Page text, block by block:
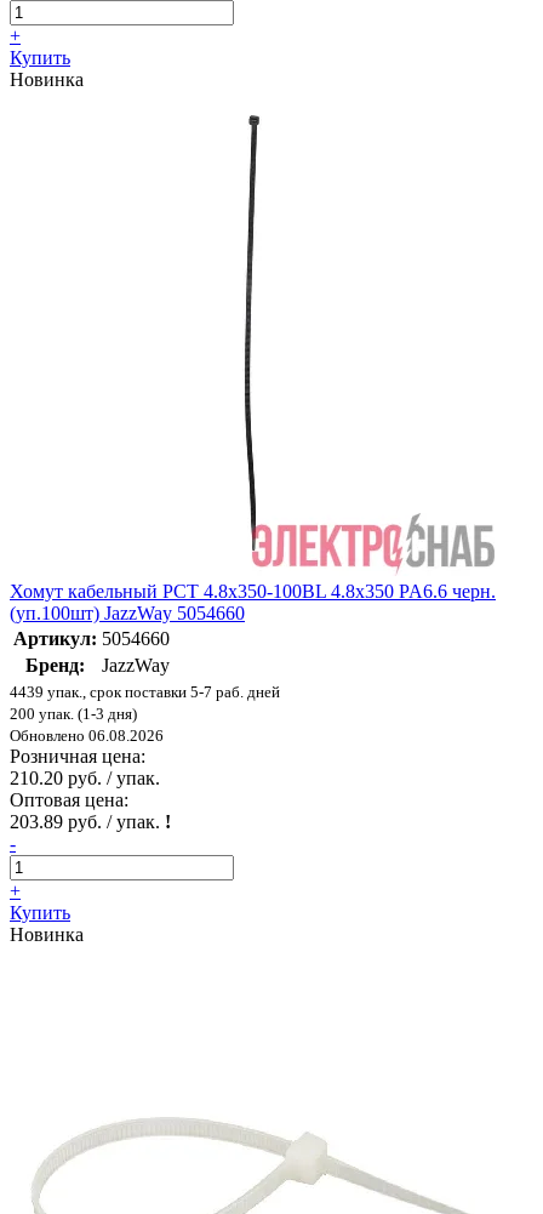
+
Купить
Новинка
Хомут кабельный PCT 4.8х350-100BL 4.8х350 PA6.6 черн.
(уп.100шт) JazzWay 5054660
Артикул: 5054660
Бренд:
JazzWay
4439 упак., срок поставки 5-7 раб. дней
200 упак. (1-3 дня)
Обновлено 06.08.2026
Розничная цена:
210.20 руб. / упак.
Оптовая цена:
203.89 руб. / упак. !
-
+
Купить
Новинка